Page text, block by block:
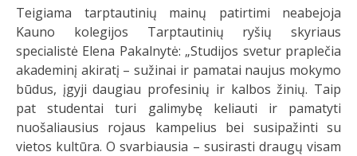
Teigiama tarptautinių mainų patirtimi neabejoja
Kauno kolegijos Tarptautinių ryšių skyriaus
specialistė Elena Pakalnytė: „Studijos svetur praplečia
akademinį akiratį – sužinai ir pamatai naujus mokymo
būdus, įgyji daugiau profesinių ir kalbos žinių. Taip
pat studentai turi galimybę keliauti ir pamatyti
nuošaliausius rojaus kampelius bei susipažinti su
vietos kultūra. O svarbiausia – susirasti draugų visam